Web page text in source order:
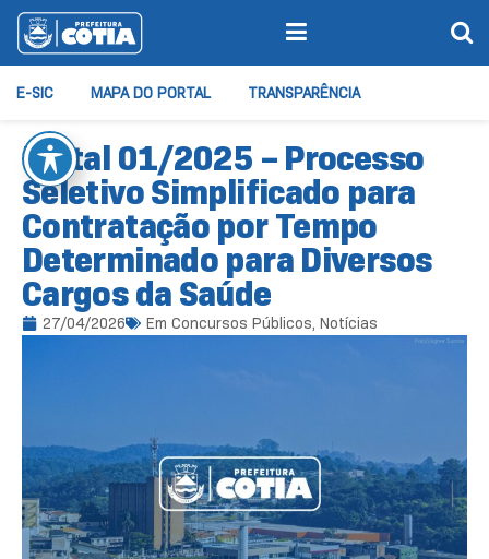
E-SIC MAPA DO PORTAL TRANSPARÊNCIA
Edital 01/2025 – Processo
Seletivo Simplificado para
Contratação por Tempo
Determinado para Diversos
Cargos da Saúde
27/04/2026 Em Concursos Públicos, Notícias